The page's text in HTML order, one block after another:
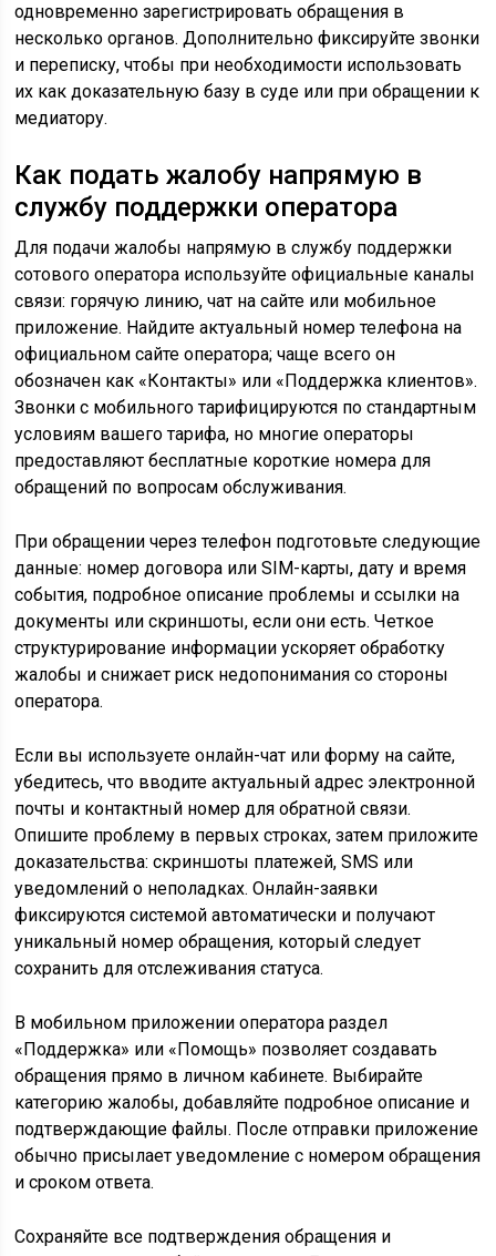
одновременно зарегистрировать обращения в
несколько органов. Дополнительно фиксируйте звонки
и переписку, чтобы при необходимости использовать
их как доказательную базу в суде или при обращении к
медиатору.
Как подать жалобу напрямую в
службу поддержки оператора
Для подачи жалобы напрямую в службу поддержки
сотового оператора используйте официальные каналы
связи: горячую линию, чат на сайте или мобильное
приложение. Найдите актуальный номер телефона на
официальном сайте оператора; чаще всего он
обозначен как «Контакты» или «Поддержка клиентов».
Звонки с мобильного тарифицируются по стандартным
условиям вашего тарифа, но многие операторы
предоставляют бесплатные короткие номера для
обращений по вопросам обслуживания.
При обращении через телефон подготовьте следующие
данные: номер договора или SIM-карты, дату и время
события, подробное описание проблемы и ссылки на
документы или скриншоты, если они есть. Четкое
структурирование информации ускоряет обработку
жалобы и снижает риск недопонимания со стороны
оператора.
Если вы используете онлайн-чат или форму на сайте,
убедитесь, что вводите актуальный адрес электронной
почты и контактный номер для обратной связи.
Опишите проблему в первых строках, затем приложите
доказательства: скриншоты платежей, SMS или
уведомлений о неполадках. Онлайн-заявки
фиксируются системой автоматически и получают
уникальный номер обращения, который следует
сохранить для отслеживания статуса.
В мобильном приложении оператора раздел
«Поддержка» или «Помощь» позволяет создавать
обращения прямо в личном кабинете. Выбирайте
категорию жалобы, добавляйте подробное описание и
подтверждающие файлы. После отправки приложение
обычно присылает уведомление с номером обращения
и сроком ответа.
Сохраняйте все подтверждения обращения и